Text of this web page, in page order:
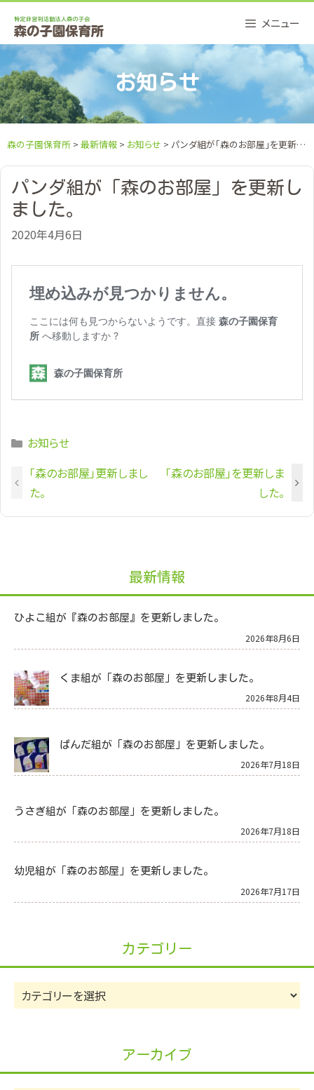
content
メニュー
お知らせ
森の子園保育所 > 最新情報 > お知らせ > パンダ組が「森のお部屋」を更新しました。
パンダ組が「森のお部屋」を更新し
ました。
2020年4月6日
Categories
お知らせ
「森のお部屋」更新しまし
た。
「森のお部屋」を更新しま
した。
最新情報
ひよこ組が『森のお部屋』を更新しました。
2026年8月6日
くま組が「森のお部屋」を更新しました。
2026年8月4日
ぱんだ組が「森のお部屋」を更新しました。
2026年7月18日
うさぎ組が「森のお部屋」を更新しました。
2026年7月18日
幼児組が「森のお部屋」を更新しました。
2026年7月17日
カテゴリー
カ
テ
アーカイブ